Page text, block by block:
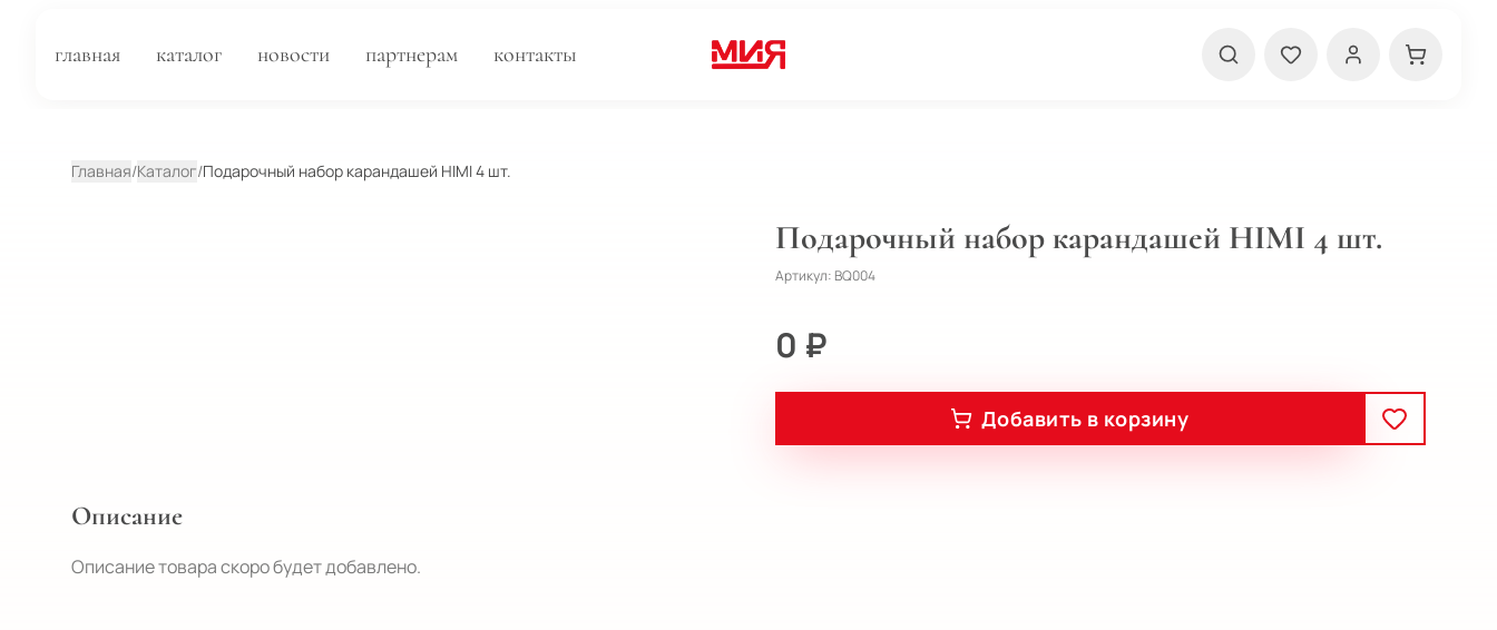
главная каталог новости партнерам контакты
Главная/Каталог/Подарочный набор карандашей HIMI 4 шт.
Подарочный набор карандашей HIMI 4 шт.
Артикул: BQ004
0 ₽
Добавить в корзину
Описание
Описание товара скоро будет добавлено.